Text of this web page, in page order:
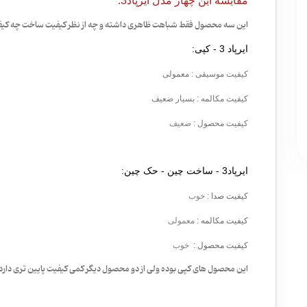
این سه محصول فقط شباهت ظاهری داشته و چه از نظر کیفیت ساخت چه
ایرپاد 3 - کپی:
کیفیت موسیقی : معمولی
کیفیت مکالمه : بسیار ضعیف
کیفیت محصول : ضعیف
ایرپاد3 - ساخت چین - حک چین:
کیفیت صدا : خوب
کیفیت مکالمه : معمولی
کیفیت محصول : خوب
این محصول های کپی بوده ولی از دو محصول دیگر کمی کیفیت پایین تری